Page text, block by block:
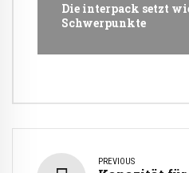
Die interpack setzt
Schwerpunkte
PREVIOUS